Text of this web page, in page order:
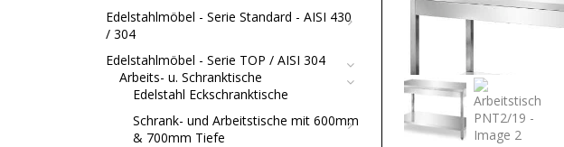
Edelstahlmöbel - Serie Standard - AISI 430
/ 304
Edelstahlmöbel - Serie TOP / AISI 304
Arbeits- u. Schranktische
Edelstahl Eckschranktische
Schrank- und Arbeitstische mit 600mm
& 700mm Tiefe